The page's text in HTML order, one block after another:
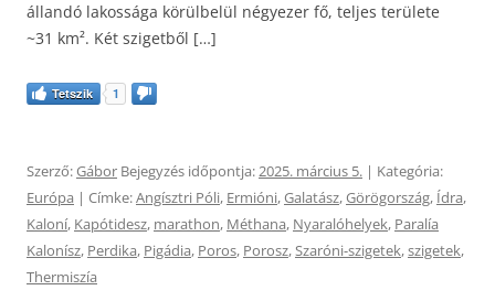
állandó lakossága körülbelül négyezer fő, teljes területe
~31 km². Két szigetből […]
Tetszik 1
Szerző:Gábor Bejegyzés időpontja:2025. március 5. | Kategória:
Európa | Címke:Angísztri Póli, Ermióni,Galatász,Görögország, Ídra,
Kaloní, Kapótidesz, marathon, Méthana, Nyaralóhelyek, Paralía
Kalonísz, Perdika, Pigádia, Poros, Porosz,Szaróni-szigetek,szigetek,
Thermiszía